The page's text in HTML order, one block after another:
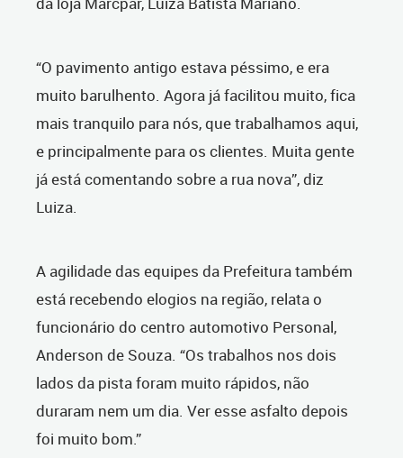
“O pavimento antigo estava péssimo, e era
muito barulhento. Agora já facilitou muito, fica
mais tranquilo para nós, que trabalhamos aqui,
e principalmente para os clientes. Muita gente
já está comentando sobre a rua nova”, diz
Luiza.
A agilidade das equipes da Prefeitura também
está recebendo elogios na região, relata o
funcionário do centro automotivo Personal,
Anderson de Souza. “Os trabalhos nos dois
lados da pista foram muito rápidos, não
duraram nem um dia. Ver esse asfalto depois
foi muito bom.”